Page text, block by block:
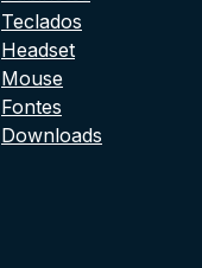
Teclados
Headset
Mouse
Fontes
Downloads